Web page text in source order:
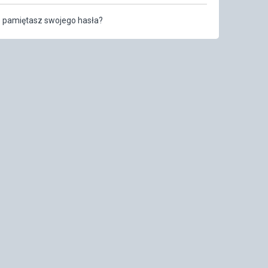
pamiętasz swojego hasła?